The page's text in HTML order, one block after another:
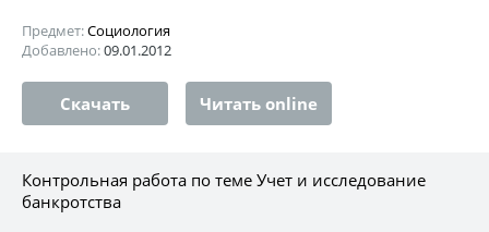
Предмет:Социология
Добавлено:09.01.2012
Скачать Читать online
Контрольная работа по теме Учет и исследование
банкротства